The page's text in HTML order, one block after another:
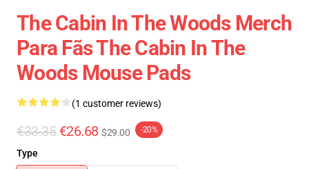
The Cabin In The Woods Merch
Para Fãs The Cabin In The
Woods Mouse Pads
(1 customer reviews)
€33.35 €26.68 $29.00 -20%
Type